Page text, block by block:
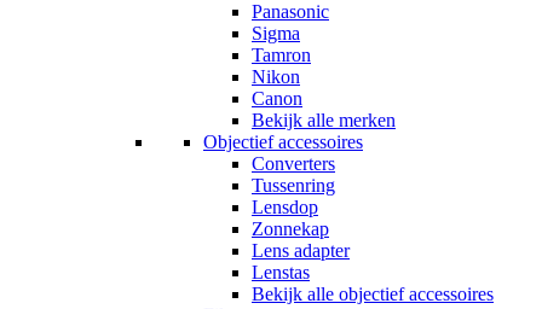
Panasonic
Sigma
Tamron
Nikon
Canon
Bekijk alle merken
Objectief accessoires
Converters
Tussenring
Lensdop
Zonnekap
Lens adapter
Lenstas
Bekijk alle objectief accessoires